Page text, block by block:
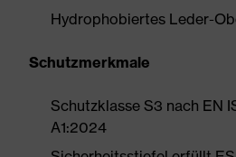
Hydrophobiertes Leder-
Schutzmerkmale
Schutzklasse S3 nach EN
A1:2024